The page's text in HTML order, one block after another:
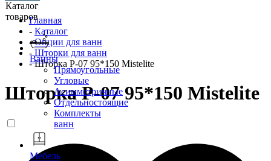
Каталог
товаров
Ванны
Прямоугольные
Угловые
Асимметричные
Отдельностоящие
Комплекты
ванн
Мебель
Главная
- Каталог
-Опции для ванн
- Шторки для ванн
- Шторка P-07 95*150 Mistelite
Шторка P-07 95*150 Mistelite